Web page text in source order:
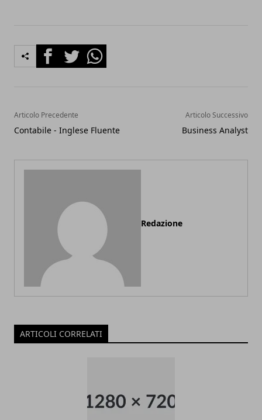
FacebookTwitterWhatsapp
Articolo Precedente
Contabile - Inglese Fluente
Articolo Successivo
Business Analyst
Redazione
ARTICOLI CORRELATI